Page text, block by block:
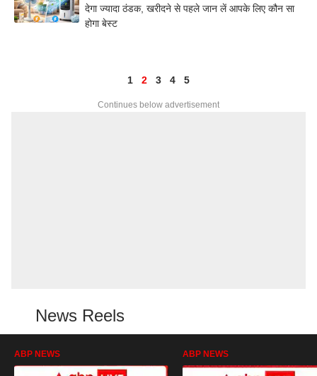
देगा ज्यादा ठंडक, खरीदने से पहले जान लें आपके लिए कौन सा
होगा बेस्ट
1 2 3 4 5
Continues below advertisement
News Reels
ABP NEWS ABP NEWS